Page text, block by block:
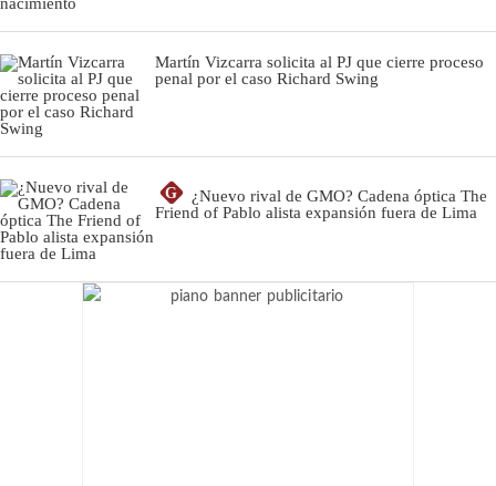
Martín Vizcarra solicita al PJ que cierre proceso
penal por el caso Richard Swing
G
¿Nuevo rival de GMO? Cadena óptica The
Friend of Pablo alista expansión fuera de Lima